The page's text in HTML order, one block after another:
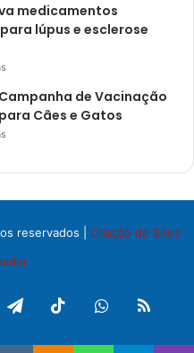
medicamentos
lúpus e esclerose
de Vacinação
Cães e Gatos
reservados | Criação de Sites
TelegramTikTokWhatsApp
RSS